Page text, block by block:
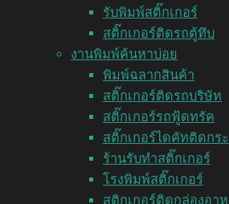
รับพิมพ์สติ๊กเกอร์
สติ๊กเกอร์ติดรถตู้ทึบ
งานพิมพ์ค้นหาบ่อย
พิมพ์ฉลากสินค้า
สติ๊กเกอร์ติดรถบริษัท
สติ๊กเกอร์รถฟู้ดทรัค
สติ๊กเกอร์ไดคัทติดกร
ร้านรับทำสติ๊กเกอร์
โรงพิมพ์สติ๊กเกอร์
สติกเกอร์ติดกล่องอาห